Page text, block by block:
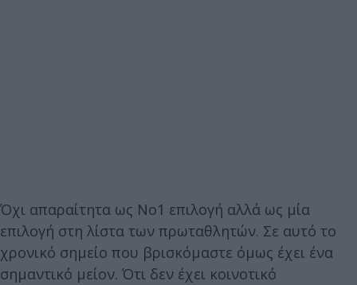
Όχι απαραίτητα ως Νο1 επιλογή αλλά ως μία
επιλογή στη λίστα των πρωταθλητών. Σε αυτό το
χρονικό σημείο που βρισκόμαστε όμως έχει ένα
σημαντικό μείον. Ότι δεν έχει κοινοτικό